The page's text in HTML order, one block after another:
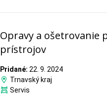
Opravy a ošetrovanie
prístrojov
Pridané: 22. 9. 2024
Trnavský kraj
Servis